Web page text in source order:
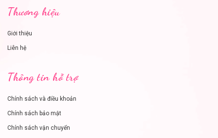
Thương hiệu
Giới thiệu
Liên hệ
Thông tin hỗ trợ
Chính sách và điều khoản
Chính sách bảo mật
Chính sách vận chuyển